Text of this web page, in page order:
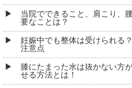
当院でできること、肩こり、
要なことは？
妊娠中でも整体は受けられる
注意点
膝にたまった水は抜かない方
せる方法とは！